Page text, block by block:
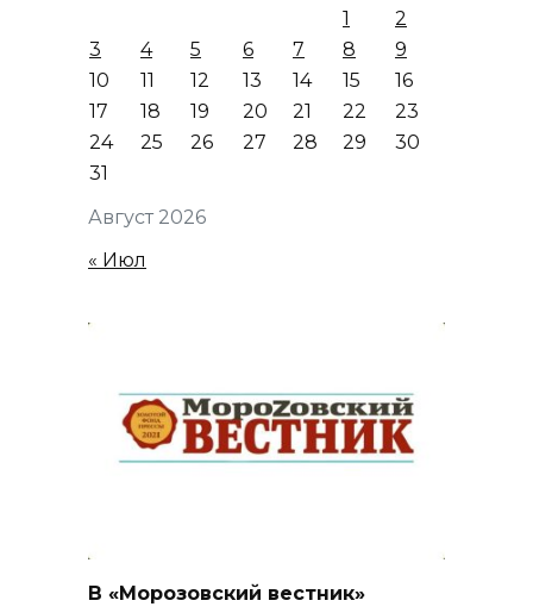
Август 2026
1
2
3
4 5 6 7 8
9
10
11 12 13 14 15
16
17
18 19 20 21 22
23
24
25 26 27 28 29
30
31
« Июл
В «Морозовский вестник»